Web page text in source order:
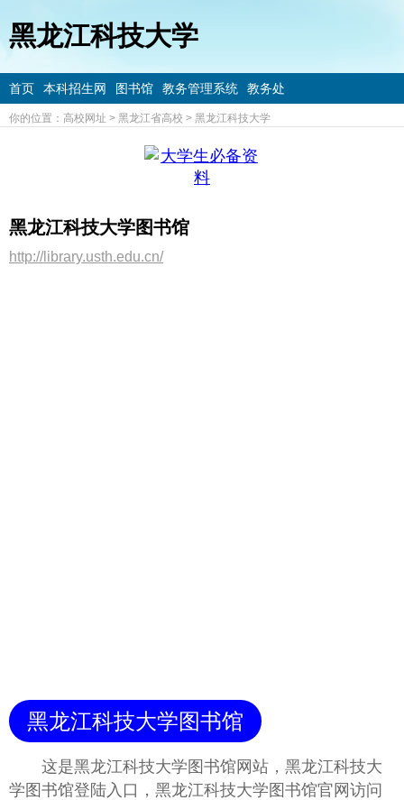
黑龙江科技大学
首页 本科招生网 图书馆 教务管理系统 教务处
你的位置： 高校网址 > 黑龙江省高校 > 黑龙江科技大学
黑龙江科技大学图书馆
http://library.usth.edu.cn/
黑龙江科技大学图书馆
这是黑龙江科技大学图书馆网站，黑龙江科技大
学图书馆登陆入口，黑龙江科技大学图书馆官网访问